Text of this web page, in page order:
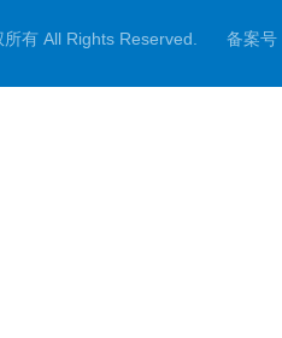
有 All Rights Reserved. 备案号